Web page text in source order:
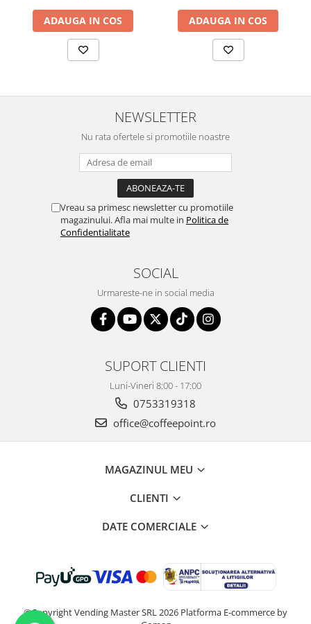
ADAUGA IN COS ADAUGA IN COS
NEWSLETTER
Nu rata ofertele si promotiile noastre
Vreau sa primesc newsletter cu promotiile
magazinului. Afla mai multe in Politica de
Confidentialitate
SOCIAL
Urmareste-ne in social media
SUPORT CLIENTI
Luni-Vineri 8:00 - 17:00
0753319318
office@coffeepoint.ro
MAGAZINUL MEU
CLIENTI
DATE COMERCIALE
©Copyright Vending Master SRL 2026 Platforma E-commerce by